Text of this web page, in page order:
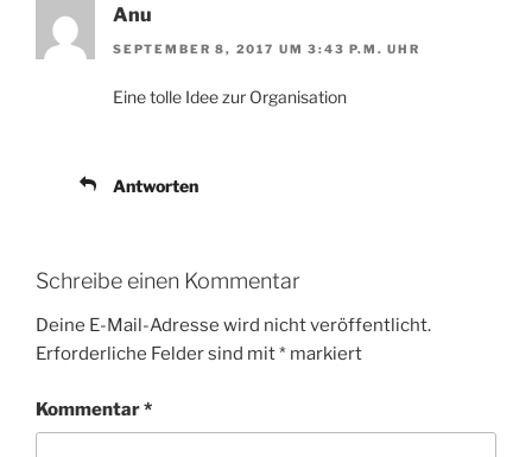
Anu
SEPTEMBER 8, 2017 UM 3:43 P.M. UHR
Eine tolle Idee zur Organisation
Antworten
Schreibe einen Kommentar
Deine E-Mail-Adresse wird nicht veröffentlicht.
Erforderliche Felder sind mit* markiert
Kommentar*